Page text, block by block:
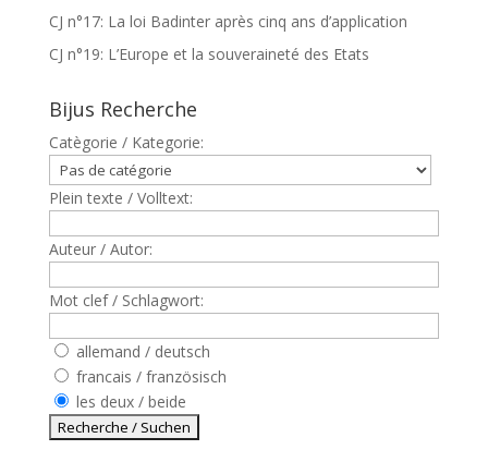
CJ n°17: La loi Badinter après cinq ans d’application
CJ n°19: L’Europe et la souveraineté des Etats
Bijus Recherche
Catègorie / Kategorie:
Plein texte / Volltext:
Auteur / Autor:
Mot clef / Schlagwort:
allemand / deutsch
francais / französisch
les deux / beide